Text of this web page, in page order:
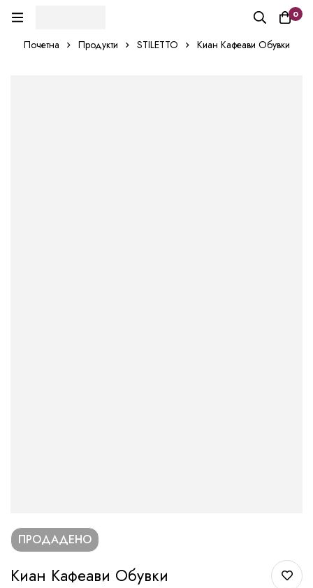
0
Почетна Продукти STILETTO Киан Кафеави Обувки
ПРОДАДЕНО
Киан Кафеави Обувки